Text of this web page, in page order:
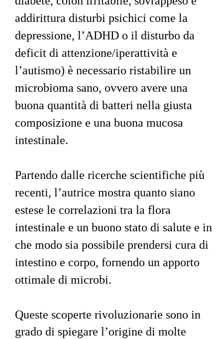
addirittura disturbi psichici come la
depressione, l’ADHD o il disturbo da
deficit di attenzione/iperattività e
l’autismo) è necessario ristabilire un
microbioma sano, ovvero avere una
buona quantità di batteri nella giusta
composizione e una buona mucosa
intestinale.
Partendo dalle ricerche scientifiche più
recenti, l’autrice mostra quanto siano
estese le correlazioni tra la flora
intestinale e un buono stato di salute e in
che modo sia possibile prendersi cura di
intestino e corpo, fornendo un apporto
ottimale di microbi.
Queste scoperte rivoluzionarie sono in
grado di spiegare l’origine di molte